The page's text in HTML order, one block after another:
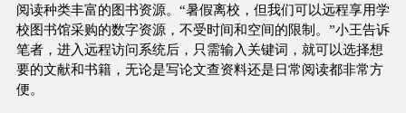
阅读种类丰富的图书资源。“暑假离校，但我们可以远程享用学
校图书馆采购的数字资源，不受时间和空间的限制。”小王告诉
笔者，进入远程访问系统后，只需输入关键词，就可以选择想
要的文献和书籍，无论是写论文查资料还是日常阅读都非常方
便。